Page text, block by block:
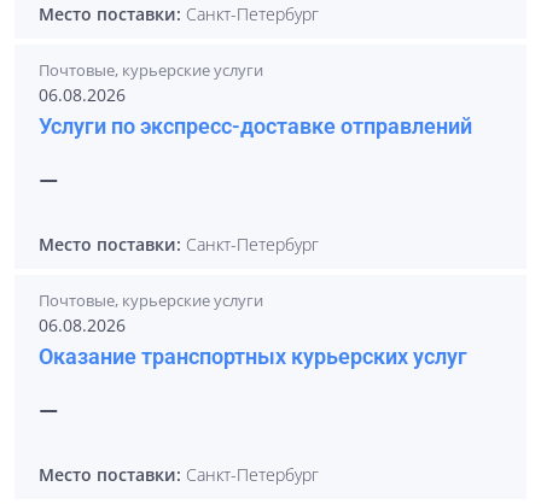
Место поставки: Санкт-Петербург
Почтовые, курьерские услуги
06.08.2026
Услуги по экспресс-доставке отправлений
—
Место поставки: Санкт-Петербург
Почтовые, курьерские услуги
06.08.2026
Оказание транспортных курьерских услуг
—
Место поставки: Санкт-Петербург